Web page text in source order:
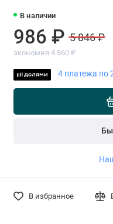
В наличии
986 ₽ 5 846 ₽
экономия 4 860 ₽
4 платежа по
В избранное